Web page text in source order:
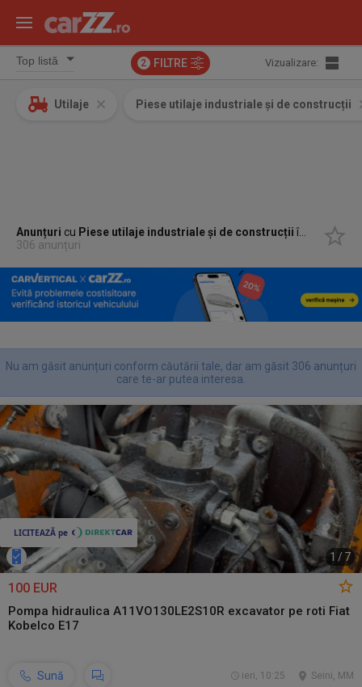
2 FILTRE Vizualizare:
Utilaje Piese utilaje industriale și de construcții
Anunțuri cu Piese utilaje industriale și de construcțiiîn
Sacele,
306 anunțuri
Nu am găsit anunțuri conform căutării tale, dar am găsit 306 anunțuri
care te-ar putea interesa.
1 / 7
100 EUR
Pompa hidraulica A11VO130LE2S10R excavator pe roti Fiat
Kobelco E17
Sună Seini, MM
ieri, 10:25